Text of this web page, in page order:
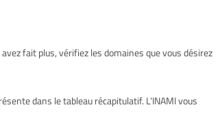
fait plus, vérifiez les domaines que vous désirez
dans le tableau récapitulatif. L’INAMI vous